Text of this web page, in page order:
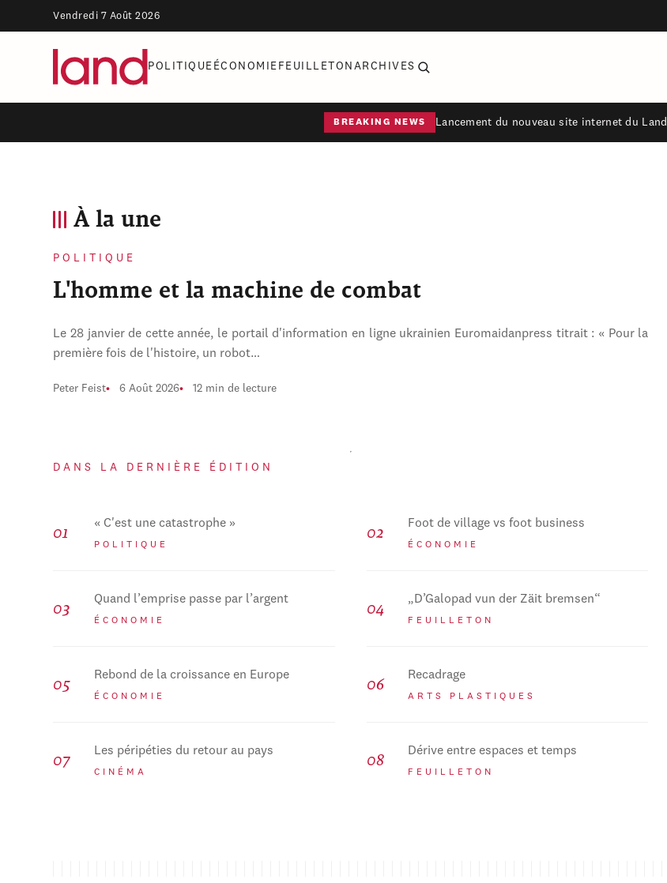
Vendredi 7 Août 2026
POLITIQUE ÉCONOMIE FEUILLETON ARCHIVES
BREAKING NEWS Lancement du nouveau site internet du Land
À la une
POLITIQUE
L'homme et la machine de combat
Le 28 janvier de cette année, le portail d'information en ligne ukrainien Euromaidanpress titrait : « Pour la
première fois de l'histoire, un robot…
Peter Feist 6 Août 2026 12 min de lecture
DANS LA DERNIÈRE ÉDITION
« C'est une catastrophe »
POLITIQUE
Foot de village vs foot business
ÉCONOMIE
Quand l’emprise passe par l’argent
ÉCONOMIE
„D’Galopad vun der Zäit bremsen“
FEUILLETON
Rebond de la croissance en Europe
ÉCONOMIE
Recadrage
ARTS PLASTIQUES
Les péripéties du retour au pays
CINÉMA
Dérive entre espaces et temps
FEUILLETON